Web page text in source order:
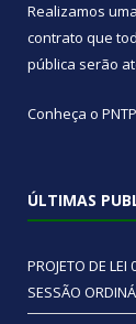
Realizamos uma
contrato que
pública serão
Conheça o PNTP
ÚLTIMAS
PROJETO DE
SESSÃO